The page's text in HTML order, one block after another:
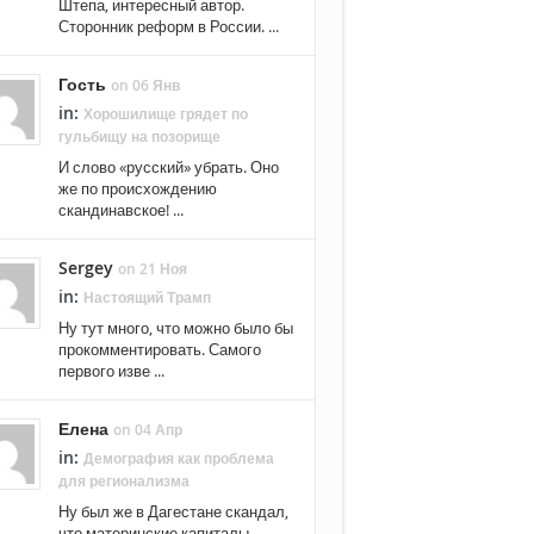
Штепа, интересный автор.
Сторонник реформ в России. ...
Гость on 06 Янв
in: Хорошилище грядет по
гульбищу на позорище
И слово «русский» убрать. Оно
же по происхождению
скандинавское! ...
Sergey on 21 Ноя
in: Настоящий Трамп
Ну тут много, что можно было бы
прокомментировать. Самого
первого изве ...
Елена on 04 Апр
in: Демография как проблема
для регионализма
Ну был же в Дагестане скандал,